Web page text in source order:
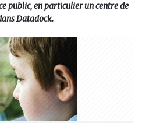
public, en particulier un centre de
Datadock.